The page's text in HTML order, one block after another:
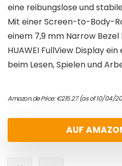
eine reibungslose und
Mit einer Screen-to-Body-
einem 7,9 mm Narrow
HUAWEI FullView Display
beim Lesen, Spielen und
Amazon.de Price:€215.27(as of 10/04/
AUF